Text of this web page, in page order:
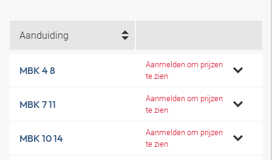
Aanduiding
MBK 4 8
Aanmelden om prijzen
te zien
MBK 7 11
Aanmelden om prijzen
te zien
MBK 10 14
Aanmelden om prijzen
te zien